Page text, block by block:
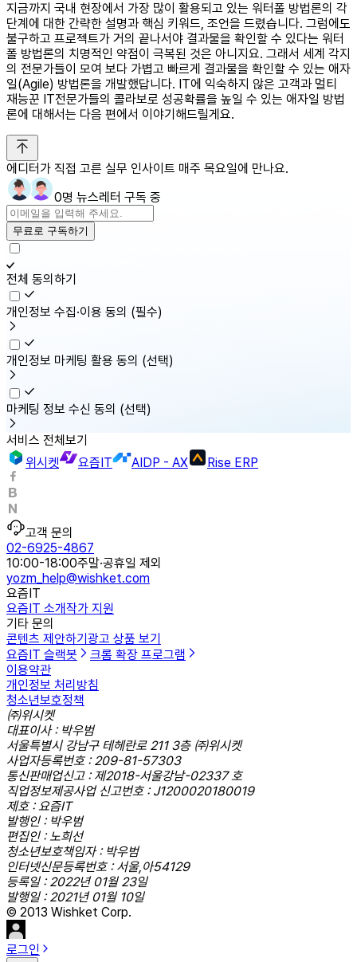
지금까지 국내 현장에서 가장 많이 활용되고 있는 워터폴 방법론의 각
단계에 대한 간략한 설명과 핵심 키워드, 조언을 드렸습니다. 그럼에도
불구하고 프로젝트가 거의 끝나서야 결과물을 확인할 수 있다는 워터
폴 방법론의 치명적인 약점이 극복된 것은 아니지요. 그래서 세계 각지
의 전문가들이 모여 보다 가볍고 빠르게 결과물을 확인할 수 있는 애자
일(Agile) 방법론을 개발했답니다. IT에 익숙하지 않은 고객과 멀티
재능꾼 IT전문가들의 콜라보로 성공확률을 높일 수 있는 애자일 방법
론에 대해서는 다음 편에서 이야기해드릴게요.
에디터가 직접 고른 실무 인사이트 매주 목요일에 만나요.
0명 뉴스레터 구독 중
무료로 구독하기
전체 동의하기
개인정보 수집·이용 동의 (필수)
개인정보 마케팅 활용 동의 (선택)
마케팅 정보 수신 동의 (선택)
서비스 전체보기
위시켓
요즘IT AIDP - AX Rise ERP
고객 문의
02-6925-4867
10:00-18:00주말·공휴일 제외
yozm_help@wishket.com
요즘IT
요즘IT 소개작가 지원
기타 문의
콘텐츠 제안하기광고 상품 보기
요즘IT 슬랙봇
크롬 확장 프로그램
이용약관
개인정보 처리방침
청소년보호정책
㈜위시켓
대표이사 : 박우범
서울특별시 강남구 테헤란로 211 3층 ㈜위시켓
사업자등록번호 : 209-81-57303
통신판매업신고 : 제2018-서울강남-02337 호
직업정보제공사업 신고번호 : J1200020180019
제호 : 요즘IT
발행인 : 박우범
편집인 : 노희선
청소년보호책임자 : 박우범
인터넷신문등록번호 : 서울,아54129
등록일 : 2022년 01월 23일
발행일 : 2021년 01월 10일
© 2013 Wishket Corp.
로그인